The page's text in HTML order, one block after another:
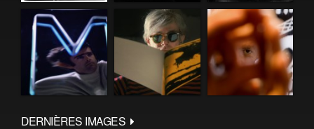
DERNIÈRES IMAGES